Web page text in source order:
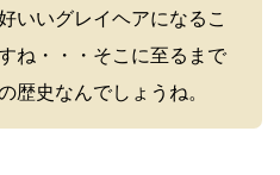
いいグレイヘアになるこ
ね・・・そこに至るまで
歴史なんでしょうね。